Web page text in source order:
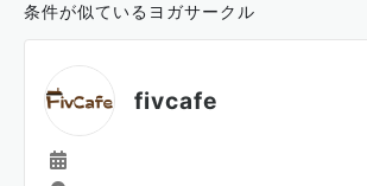
条件が似ているヨガサークル
fivcafe